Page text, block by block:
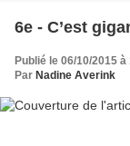
6e - C’est
Publié le 06/10/2015 à
Par Nadine Averink